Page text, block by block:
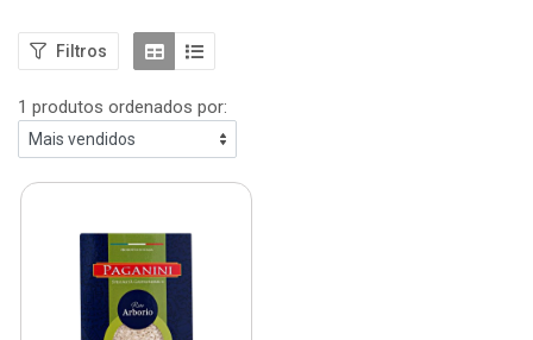
Filtros
1 produtos ordenados por: